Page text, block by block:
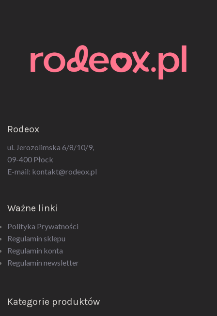
ul. Jerozolimska 6/8/10/9,
09-400 Płock
E-mail: kontakt@rodeox.pl
Polityka Prywatności
Regulamin sklepu
Regulamin konta
Regulamin newsletter
Akcesoria